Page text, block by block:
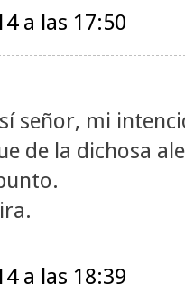
a las 17:50
señor, mi
de la dichosa
a las 18:39